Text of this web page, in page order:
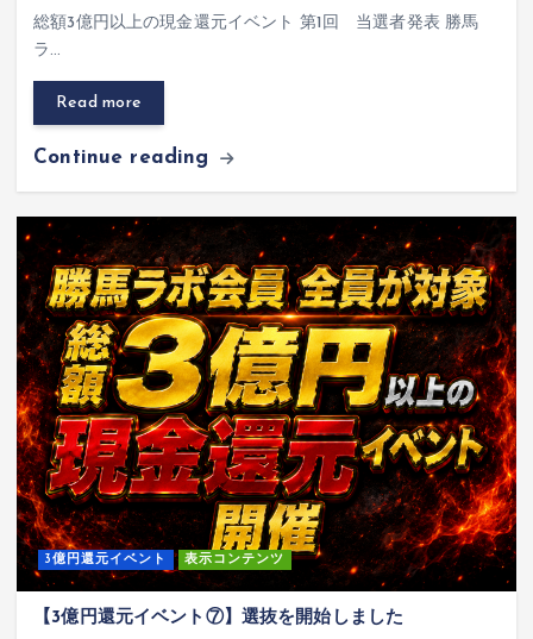
総額3億円以上の現金還元イベント 第1回 当選者発表 勝馬
ラ…
Read more
Continue reading
3億円還元イベント 表示コンテンツ
【3億円還元イベント⑦】選抜を開始しました